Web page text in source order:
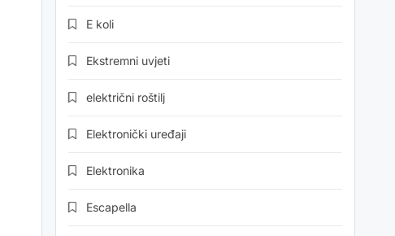
E koli
Ekstremni uvjeti
električni roštilj
Elektronički uređaji
Elektronika
Escapella